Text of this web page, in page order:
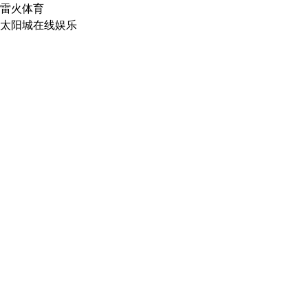
雷火体育
太阳城在线娱乐